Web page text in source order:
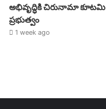
అభివృద్ధికి చిరునామా కూటమి
ప్రభుత్వం
1 week ago